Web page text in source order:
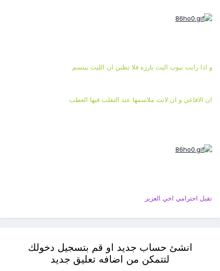
و اذا رايت نيوب اليث بارزه فلا تظنن ان الليث يبتسم
ان الافاعي و ان لانت ملاسمها عند التقلب فيها العطب
تقبل احترامي اخي العزيز
انشئ حساب جديد او قم بتسجيل دخولك
لتتمكن من اضافه تعليق جديد